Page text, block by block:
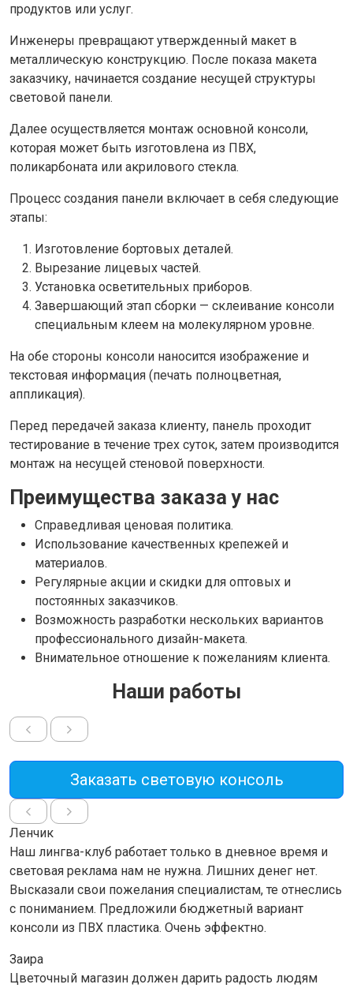
продуктов или услуг.
Инженеры превращают утвержденный макет в
металлическую конструкцию. После показа макета
заказчику, начинается создание несущей структуры
световой панели.
Далее осуществляется монтаж основной консоли,
которая может быть изготовлена из ПВХ,
поликарбоната или акрилового стекла.
Процесс создания панели включает в себя следующие
этапы:
Изготовление бортовых деталей.
Вырезание лицевых частей.
Установка осветительных приборов.
Завершающий этап сборки — склеивание консоли
специальным клеем на молекулярном уровне.
На обе стороны консоли наносится изображение и
текстовая информация (печать полноцветная,
аппликация).
Перед передачей заказа клиенту, панель проходит
тестирование в течение трех суток, затем производится
монтаж на несущей стеновой поверхности.
Преимущества заказа у нас
Справедливая ценовая политика.
Использование качественных крепежей и
материалов.
Регулярные акции и скидки для оптовых и
постоянных заказчиков.
Возможность разработки нескольких вариантов
профессионального дизайн-макета.
Внимательное отношение к пожеланиям клиента.
Наши работы
Заказать световую консоль
Ленчик
Наш лингва-клуб работает только в дневное время и
световая реклама нам не нужна. Лишних денег нет.
Высказали свои пожелания специалистам, те отнеслись
с пониманием. Предложили бюджетный вариант
консоли из ПВХ пластика. Очень эффектно.
Заира
Цветочный магазин должен дарить радость людям